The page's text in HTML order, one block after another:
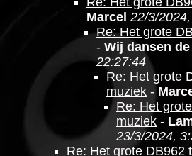
Marcel 22/3/
Re: Het grote
- Wij dansen
22:27:44
Re: Het grote
muziek -
Re: Het
muziek -
23/3/2024,
Re: Het grote DB962